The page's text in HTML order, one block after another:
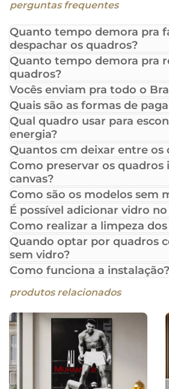
perguntas frequentes
Quanto tempo demora pra
despachar os quadros?
Quanto tempo demora pra
quadros?
Vocês enviam pra todo o
Quais são as formas de
Qual quadro usar para
energia?
Quantos cm deixar entre os
Como preservar os quadros
canvas?
Como são os modelos sem
É possível adicionar vidro no
Como realizar a limpeza
Quando optar por quadros
sem vidro?
Como funciona a instalação?
produtos relacionados